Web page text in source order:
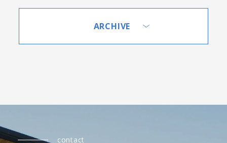
ARCHIVE
contact